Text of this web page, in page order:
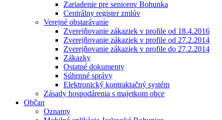
Zariadenie pre seniorov Bohunka
Centrálny register zmlúv
Verejné obstarávanie
Zverejňovanie zákaziek v profile od 18.4.2016
Zverejňovanie zákaziek v profile od 27.2.2014
Zverejňovanie zákaziek v profile do 27.2.2014
Zákazky
Ostatné dokumenty
Súhrnné správy
Elektronický kontraktačný systém
Zásady hospodárenia s majetkom obce
Občan
Oznamy